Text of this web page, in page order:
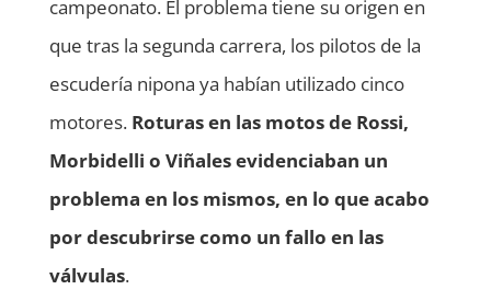
campeonato. El problema tiene su origen en
que tras la segunda carrera, los pilotos de la
escudería nipona ya habían utilizado cinco
motores. Roturas en las motos de Rossi,
Morbidelli o Viñales evidenciaban un
problema en los mismos, en lo que acabo
por descubrirse como un fallo en las
válvulas.